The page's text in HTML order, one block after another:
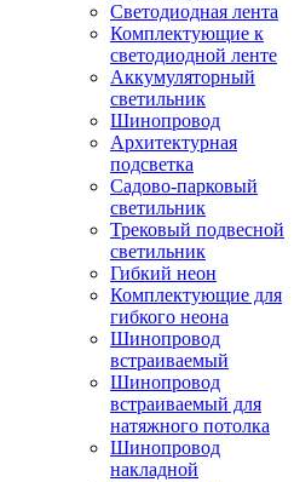
Светодиодная лента
Комплектующие к
светодиодной ленте
Аккумуляторный
светильник
Шинопровод
Архитектурная
подсветка
Садово-парковый
светильник
Трековый подвесной
светильник
Гибкий неон
Комплектующие для
гибкого неона
Шинопровод
встраиваемый
Шинопровод
встраиваемый для
натяжного потолка
Шинопровод
накладной